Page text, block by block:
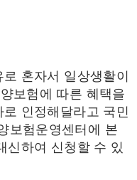
혼자서 일상생활이
보험에 따른 혜택을
인정해달라고 국민
보험운영센터에 본
신하여 신청할 수 있